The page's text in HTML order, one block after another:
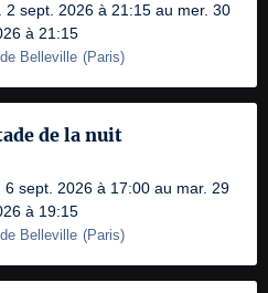
2 sept. 2026 à 21:15 au mer. 30
à 21:15
Belleville (Paris)
de la nuit
6 sept. 2026 à 17:00 au mar. 29
à 19:15
Belleville (Paris)